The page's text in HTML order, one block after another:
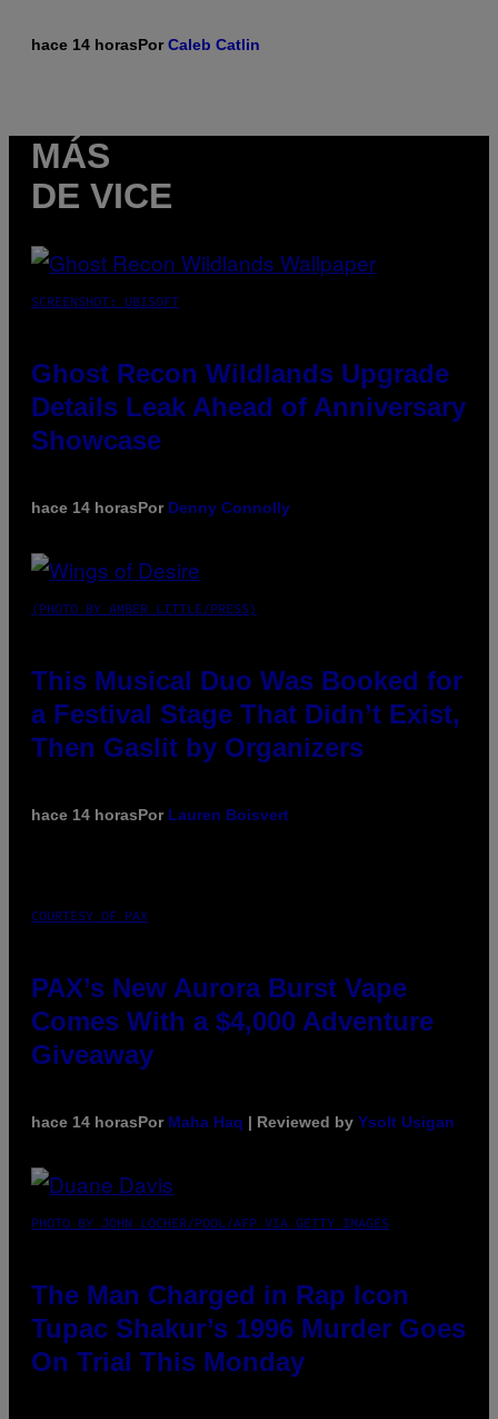
hace 14 horasPorCaleb Catlin
MÁS
DE VICE
SCREENSHOT: UBISOFT
Ghost Recon Wildlands Upgrade
Details Leak Ahead of Anniversary
Showcase
hace 14 horasPor Denny Connolly
(PHOTO BY AMBER LITTLE/PRESS)
This Musical Duo Was Booked for
a Festival Stage That Didn’t Exist,
Then Gaslit by Organizers
hace 14 horasPor Lauren Boisvert
COURTESY OF PAX
PAX’s New Aurora Burst Vape
Comes With a $4,000 Adventure
Giveaway
hace 14 horasPor Maha Haq | Reviewed by Ysolt Usigan
PHOTO BY JOHN LOCHER/POOL/AFP VIA GETTY IMAGES
The Man Charged in Rap Icon
Tupac Shakur’s 1996 Murder Goes
On Trial This Monday